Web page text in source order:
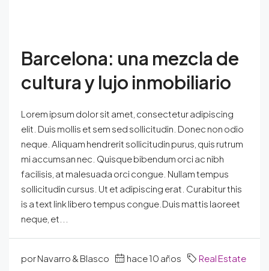
Barcelona: una mezcla de
cultura y lujo inmobiliario
Lorem ipsum dolor sit amet, consectetur adipiscing
elit. Duis mollis et sem sed sollicitudin. Donec non odio
neque. Aliquam hendrerit sollicitudin purus, quis rutrum
mi accumsan nec. Quisque bibendum orci ac nibh
facilisis, at malesuada orci congue. Nullam tempus
sollicitudin cursus. Ut et adipiscing erat. Curabitur this
is a text link libero tempus congue.Duis mattis laoreet
neque, et...
por Navarro & Blasco hace 10 años Real Estate